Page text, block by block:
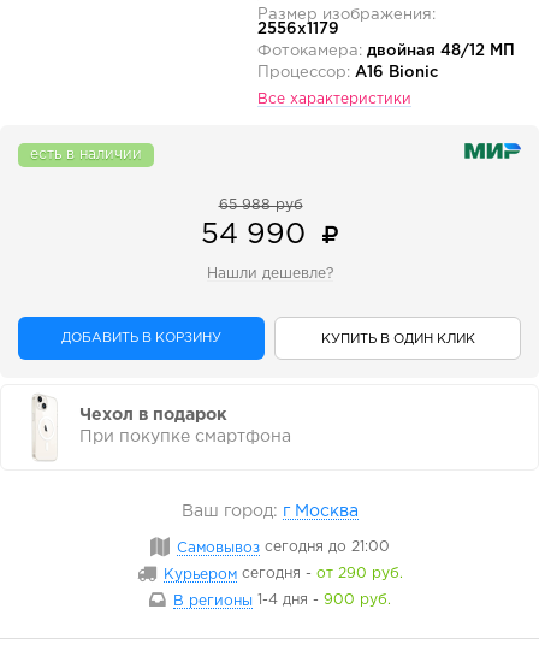
Размер изображения:
2556x1179
Фотокамера: двойная 48/12 МП
Процессор: A16 Bionic
Все характеристики
есть в наличии
65 988 руб
54 990
Нашли дешевле?
ДОБАВИТЬ В КОРЗИНУ КУПИТЬ В ОДИН КЛИК
Чехол в подарок
При покупке смартфона
Ваш город: г Москва
Самовывоз сегодня до 21:00
Курьером сегодня - от 290 руб.
В регионы
1-4 дня - 900 руб.